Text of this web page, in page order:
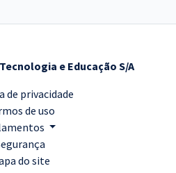
e Educação S/A
de privacidade
de uso
do site